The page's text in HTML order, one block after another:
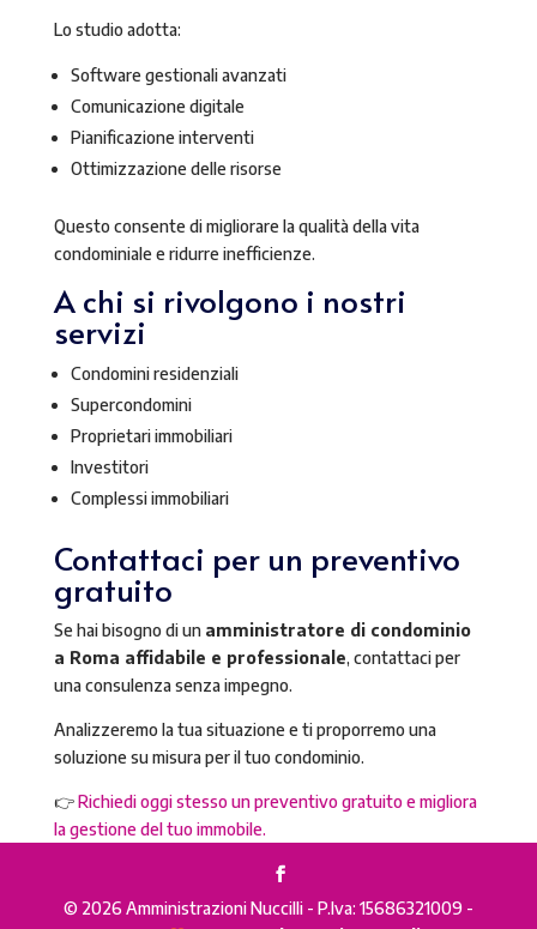
Lo studio adotta:
Software gestionali avanzati
Comunicazione digitale
Pianificazione interventi
Ottimizzazione delle risorse
Questo consente di migliorare la qualità della vita
condominiale e ridurre inefficienze.
A chi si rivolgono i nostri
servizi
Condomini residenziali
Supercondomini
Proprietari immobiliari
Investitori
Complessi immobiliari
Contattaci per un preventivo
gratuito
Se hai bisogno di un amministratore di condominio
a Roma affidabile e professionale, contattaci per
una consulenza senza impegno.
Analizzeremo la tua situazione e ti proporremo una
soluzione su misura per il tuo condominio.
👉Richiedi oggi stesso un preventivo gratuito e migliora
la gestione del tuo immobile.
© 2026 Amministrazioni Nuccilli - P.Iva: 15686321009 -